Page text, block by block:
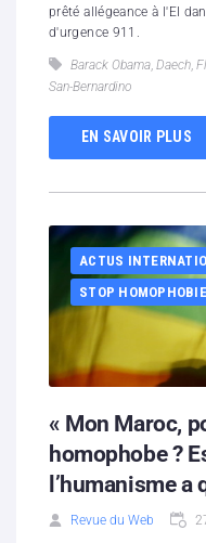
prêté allégeance à l'EI
d'urgence 911.
Barack Obama, Daech,
San-Bernardino
EN SAVOIR PLUS
ACTUS
STOP HOMOPHOBIE
« Mon Maroc,
homophobe ?
l’humanisme a
Revue du Web